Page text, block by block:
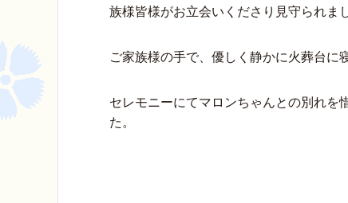
族様皆様がお立会いくださり見守られま
ご家族様の手で、優しく静かに火葬台に
セレモニーにてマロンちゃんとの別れを
た。